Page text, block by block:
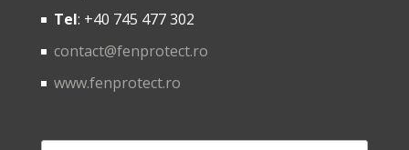
Tel: +40 745 477 302
contact@fenprotect.ro
www.fenprotect.ro